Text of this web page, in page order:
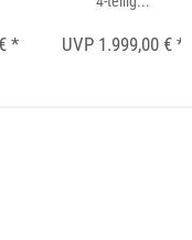
* UVP 1.999,00 € *